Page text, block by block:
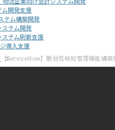
物流企業向け会計システム開発
ム開発支援
テム構築開発
ステム開発
ステム刷新支援
導入支援
【ServiceNow】脆弱性検知管理機能構築